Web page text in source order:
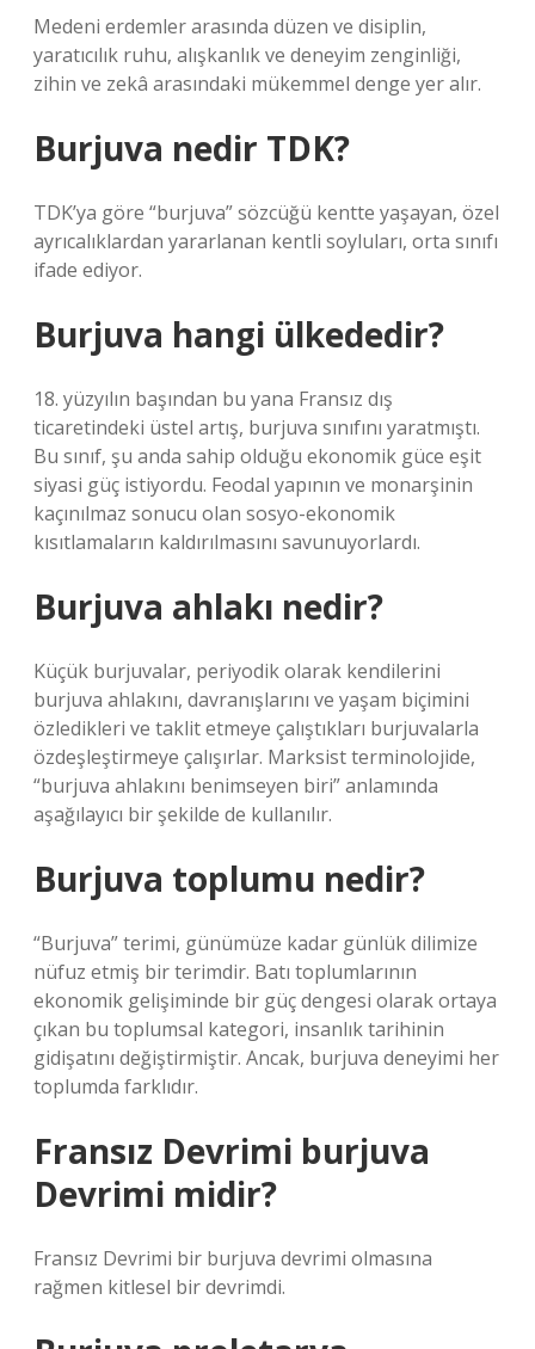
Medeni erdemler arasında düzen ve disiplin,
yaratıcılık ruhu, alışkanlık ve deneyim zenginliği,
zihin ve zekâ arasındaki mükemmel denge yer alır.
Burjuva nedir TDK?
TDK’ya göre “burjuva” sözcüğü kentte yaşayan, özel
ayrıcalıklardan yararlanan kentli soyluları, orta sınıfı
ifade ediyor.
Burjuva hangi ülkededir?
18. yüzyılın başından bu yana Fransız dış
ticaretindeki üstel artış, burjuva sınıfını yaratmıştı.
Bu sınıf, şu anda sahip olduğu ekonomik güce eşit
siyasi güç istiyordu. Feodal yapının ve monarşinin
kaçınılmaz sonucu olan sosyo-ekonomik
kısıtlamaların kaldırılmasını savunuyorlardı.
Burjuva ahlakı nedir?
Küçük burjuvalar, periyodik olarak kendilerini
burjuva ahlakını, davranışlarını ve yaşam biçimini
özledikleri ve taklit etmeye çalıştıkları burjuvalarla
özdeşleştirmeye çalışırlar. Marksist terminolojide,
“burjuva ahlakını benimseyen biri” anlamında
aşağılayıcı bir şekilde de kullanılır.
Burjuva toplumu nedir?
“Burjuva” terimi, günümüze kadar günlük dilimize
nüfuz etmiş bir terimdir. Batı toplumlarının
ekonomik gelişiminde bir güç dengesi olarak ortaya
çıkan bu toplumsal kategori, insanlık tarihinin
gidişatını değiştirmiştir. Ancak, burjuva deneyimi her
toplumda farklıdır.
Fransız Devrimi burjuva
Devrimi midir?
Fransız Devrimi bir burjuva devrimi olmasına
rağmen kitlesel bir devrimdi.